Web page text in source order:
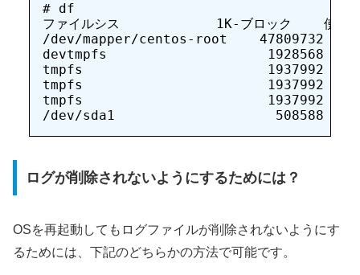
# df
ファイルシス            1K-ブロック    使用
/dev/mapper/centos-root    47809732
devtmpfs                    1928568
tmpfs                       1937992       0
tmpfs                       1937992
tmpfs                       1937992
ログが削除されないようにするためには？
OSを再起動してもログファイルが削除されないようにす
るためには、下記のどちらかの方法で可能です。